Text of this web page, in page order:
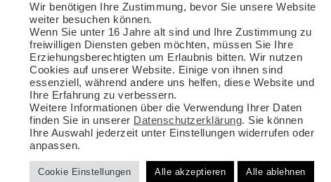
immer für jeden etwas dabei.
vorher bekannt gegeben. Änderungen der Zeiten und Orte
Suchhundetypen geändert werden.
mich auf euch.
Wir benötigen Ihre Zustimmung, bevor Sie unsere Website
weiter besuchen können.
Wenn Sie unter 16 Jahre alt sind und Ihre Zustimmung zu
freiwilligen Diensten geben möchten, müssen Sie Ihre
Erziehungsberechtigten um Erlaubnis bitten. Wir nutzen
Cookies auf unserer Website. Einige von ihnen sind
essenziell, während andere uns helfen, diese Website und
Ihre Erfahrung zu verbessern.
Weitere Informationen über die Verwendung Ihrer Daten
finden Sie in unserer Datenschutzerklärung. Sie können
Ihre Auswahl jederzeit unter Einstellungen widerrufen oder
anpassen.
Cookie Einstellungen Alle akzeptieren Alle ablehnen